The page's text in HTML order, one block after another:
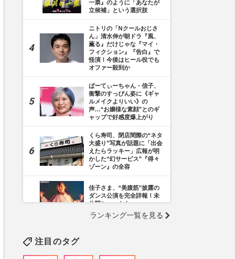
一票』のように「あなたが
立候補」という選択肢
ニトリの「Nクールおじさ
ん」清水伸が朝ドラ『風、
薫る』だけじゃな『マイ・
フィクション』『告白』で
怪演！今後はヒール役でも
オファー殺到か
ぱーてぃーちゃん・信子、
衝撃のすっぴん姿に《ギャ
ルメイクよりいい》の
声…“お嬢様な素顔”とのギ
ャップで好感度爆上がり
くら寿司、閉店間際の“ネタ
大盛り”写真が話題に「出会
えたらラッキー」広報が明
かした“幻サービス”『得々
ゾーン』の全容
佳子さま、“美腹筋”披露の
ダンス公演を完全詳報！未
公開ショットも
ランキング一覧を見る
注目のタグ